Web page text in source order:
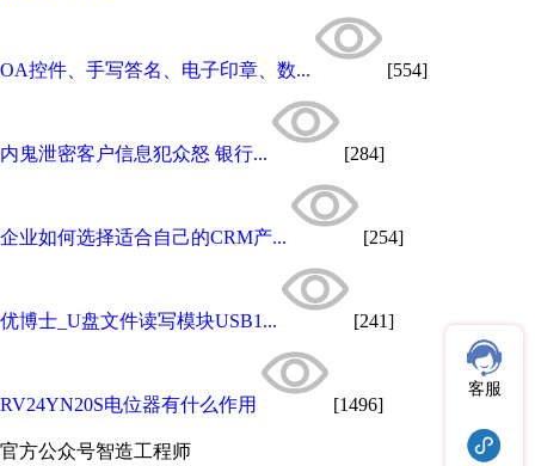
OA控件、手写答名、电子印章、数... [554]
内鬼泄密客户信息犯众怒 银行... [284]
企业如何选择适合自己的CRM产... [254]
优博士_U盘文件读写模块USB1... [241]
RV24YN20S电位器有什么作用 [1496]
官方公众号智造工程师
客服